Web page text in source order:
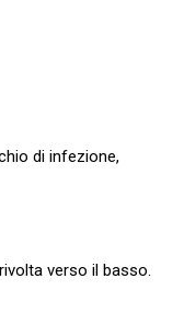
di infezione,
verso il basso.